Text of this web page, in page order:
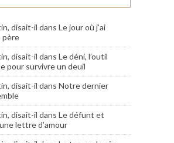
disait-il dans Le jour où j’ai
père
disait-il dans Le déni, l’outil
pour survivre un deuil
disait-il dans Notre dernier
disait-il dans Le défunt et
lettre d’amour